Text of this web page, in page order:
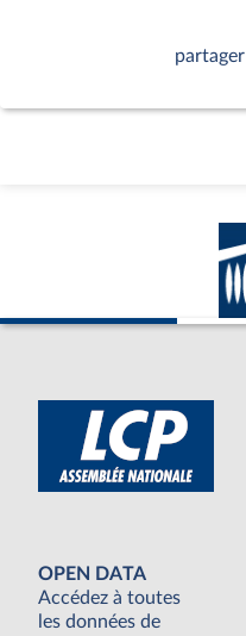
partager
OPEN DATA
Accédez à toutes
les données de